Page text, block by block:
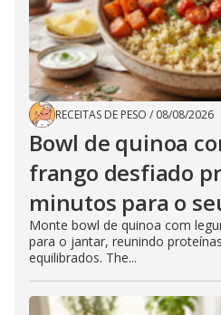
RECEITAS DE PESO / 08/08/2026
Bowl de quinoa
frango desfiado
minutos para o
Monte bowl de quinoa com
para o jantar, reunindo
equilibrados. The...